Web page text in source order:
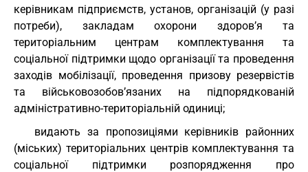
керівникам підприємств, установ, організацій (у разі
потреби), закладам охорони здоров’я та
територіальним центрам комплектування та
соціальної підтримки щодо організації та проведення
заходів мобілізації, проведення призову резервістів
та військовозобов’язаних на підпорядкованій
адміністративно-територіальній одиниці;
видають за пропозиціями керівників районних
(міських) територіальних центрів комплектування та
соціальної підтримки розпорядження про